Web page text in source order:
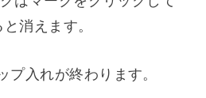
消えます。
入れが終わります。